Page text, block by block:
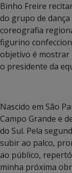
Binho Freire
do grupo de
coreografia
figurino
objetivo é mostrar
o presidente da
Nascido em São
Campo Grande e
do Sul. Pela
subir ao palco,
ao público,
minha próxima